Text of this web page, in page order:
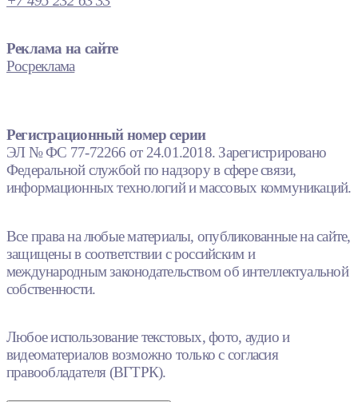
Реклама на сайте
Росреклама
Регистрационный номер серии
ЭЛ № ФС 77-72266 от 24.01.2018. Зарегистрировано
Федеральной службой по надзору в сфере связи,
информационных технологий и массовых коммуникаций.
Все права на любые материалы, опубликованные на сайте,
защищены в соответствии с российским и
международным законодательством об интеллектуальной
собственности.
Любое использование текстовых, фото, аудио и
видеоматериалов возможно только с согласия
правообладателя (ВГТРК).